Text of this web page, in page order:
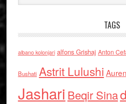
TAGS
albano kolonjari alfons Grishaj Anton
Bushati Astrit Lulushi
Jashari Beqir Sina